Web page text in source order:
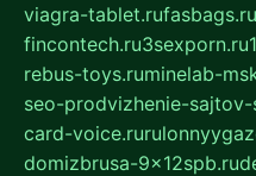
viagra-tablet.rufasbags.ru
fincontech.ru3sexporn.ru
rebus-toys.ruminelab-
seo-prodvizhenie-
card-voice.ru
domizbrusa-9x12spb.ru